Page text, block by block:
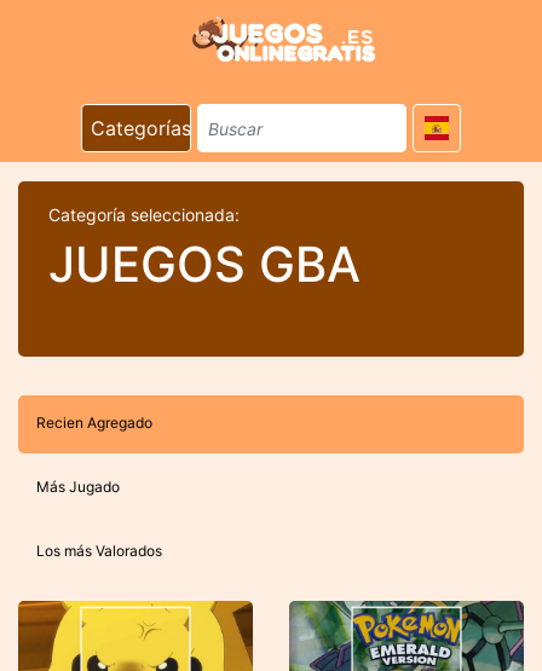
Categorías
Categoría seleccionada:
JUEGOS GBA
Recien Agregado
Más Jugado
Los más Valorados